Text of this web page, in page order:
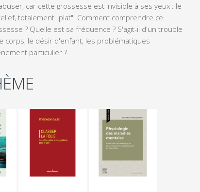
car cette grossesse est invisible à ses yeux : le
totalement "plat". Comment comprendre ce
? Quelle est sa fréquence ? S'agit-il d'un trouble
corps, le désir d'enfant, les problématiques
particulier ?